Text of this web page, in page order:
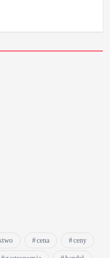
cena ceny